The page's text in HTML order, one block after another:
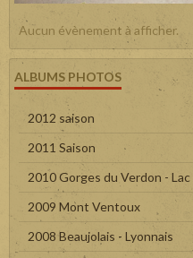
Aucun évènement à afficher.
ALBUMS PHOTOS
2012 saison
2011 Saison
2010 Gorges du Verdon -
2009 Mont Ventoux
2008 Beaujolais - Lyonnais